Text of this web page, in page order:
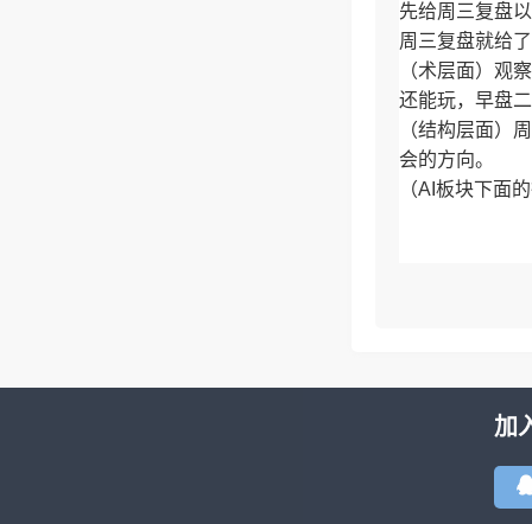
先给周三复盘
周三复盘就给
（术层面）观
还能玩，早盘
（结构层面）
会的方向。
（AI板块下面
加